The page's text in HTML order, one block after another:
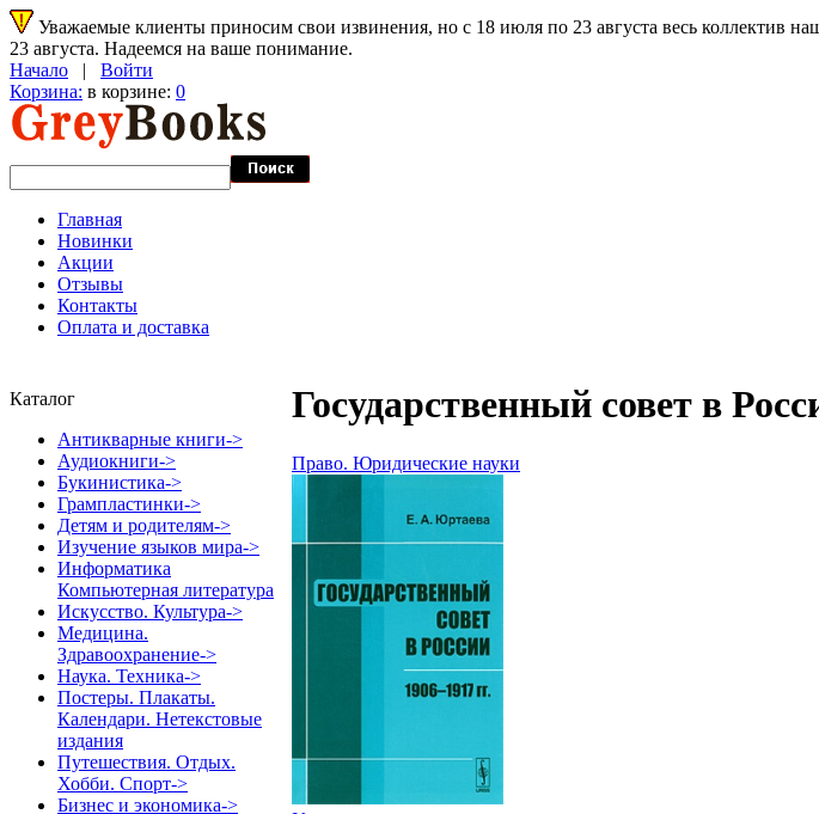
Уважаемые клиенты приносим свои извинения, но с 18 июля по 23 августа весь коллектив
23 августа. Надеемся на ваше понимание.
Начало | Войти
Корзина: в корзине: 0
Главная
Новинки
Акции
Отзывы
Контакты
Оплата и доставка
Каталог
Антикварные книги->
Аудиокниги->
Букинистика->
Грампластинки->
Детям и родителям->
Изучение языков мира->
Информатика
Компьютерная литература
Искусство. Культура->
Медицина.
Здравоохранение->
Наука. Техника->
Постеры. Плакаты.
Календари. Нетекстовые
издания
Путешествия. Отдых.
Хобби. Спорт->
Бизнес и экономика->
Государственный совет в
Право. Юридические науки